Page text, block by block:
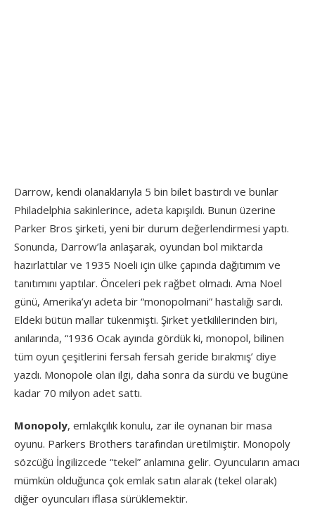
Darrow, kendi olanaklarıyla 5 bin bilet bastırdı ve bunlar
Philadelphia sakinlerince, adeta kapışıldı. Bunun üzerine
Parker Bros şirketi, yeni bir durum değerlendirmesi yaptı.
Sonunda, Darrow’la anlaşarak, oyundan bol miktarda
hazırlattılar ve 1935 Noeli için ülke çapında dağıtımım ve
tanıtımını yaptılar. Önceleri pek rağbet olmadı. Ama Noel
günü, Amerika’yı adeta bir “monopolmani” hastalığı sardı.
Eldeki bütün mallar tükenmişti. Şirket yetkililerinden biri,
anılarında, “1936 Ocak ayında gördük ki, monopol, bilinen
tüm oyun çeşitlerini fersah fersah geride bırakmış’ diye
yazdı. Monopole olan ilgi, daha sonra da sürdü ve bugüne
kadar 70 milyon adet sattı.
Monopoly, emlakçılık konulu, zar ile oynanan bir masa
oyunu. Parkers Brothers tarafından üretilmiştir. Monopoly
sözcüğü İngilizcede “tekel” anlamına gelir. Oyuncuların amacı
mümkün olduğunca çok emlak satın alarak (tekel olarak)
diğer oyuncuları iflasa sürüklemektir.